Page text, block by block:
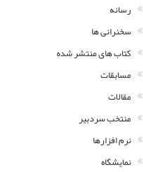
رسانه
سخنرانی ها
کتاب های منتشر شده
مسابقات
مقالات
منتخب سردبیر
نرم افزارها
نمایشگاه